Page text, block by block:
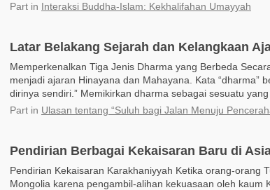
Part in Interaksi Buddha-Islam: Kekhalifahan Umayyah
Latar Belakang Sejarah dan Kelangkaan
Memperkenalkan Tiga Jenis Dharma yang Berbeda
menjadi ajaran Hinayana dan Mahayana. Kata “dharma”
dirinya sendiri.” Memikirkan dharma sebagai sesuatu
Part in Ulasan tentang “Suluh bagi Jalan Menuju
Pendirian Berbagai Kekaisaran Baru di
Pendirian Kekaisaran Karakhaniyyah Ketika orang-orang
Mongolia karena pengambil-alihan kekuasaan oleh kaum